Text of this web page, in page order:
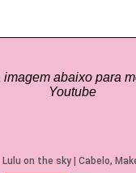
imagem abaixo para
Youtube